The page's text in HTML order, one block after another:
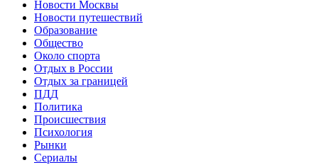
Новости Москвы
Новости путешествий
Образование
Общество
Около спорта
Отдых в России
Отдых за границей
ПДД
Политика
Происшествия
Психология
Рынки
Сериалы